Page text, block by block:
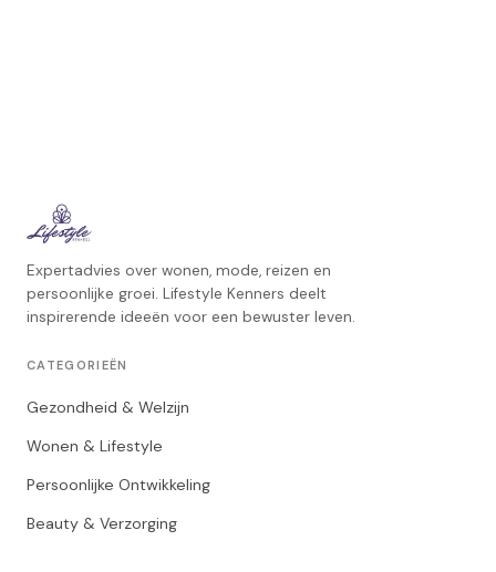
Expertadvies over wonen, mode, reizen en
persoonlijke groei. Lifestyle Kenners deelt
inspirerende ideeën voor een bewuster leven.
CATEGORIEËN
Gezondheid & Welzijn
Wonen & Lifestyle
Persoonlijke Ontwikkeling
Beauty & Verzorging